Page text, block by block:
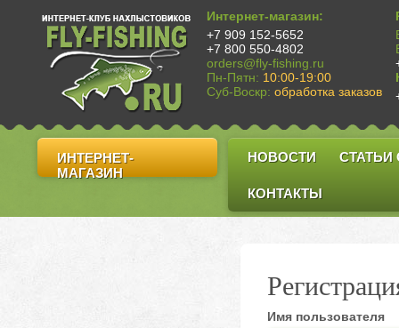
Интернет-магазин:
+7 909 152-5652
+7 800 550-4802
orders@fly-fishing.ru
Пн-Пятн: 10:00-19:00
Суб-Воскр: обработка заказов
ИНТЕРНЕТ-
МАГАЗИН
НОВОСТИ СТАТЬИ
КОНТАКТЫ
Имя пользователя